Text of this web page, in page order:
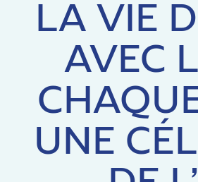
LA VIE
AVEC
UNE